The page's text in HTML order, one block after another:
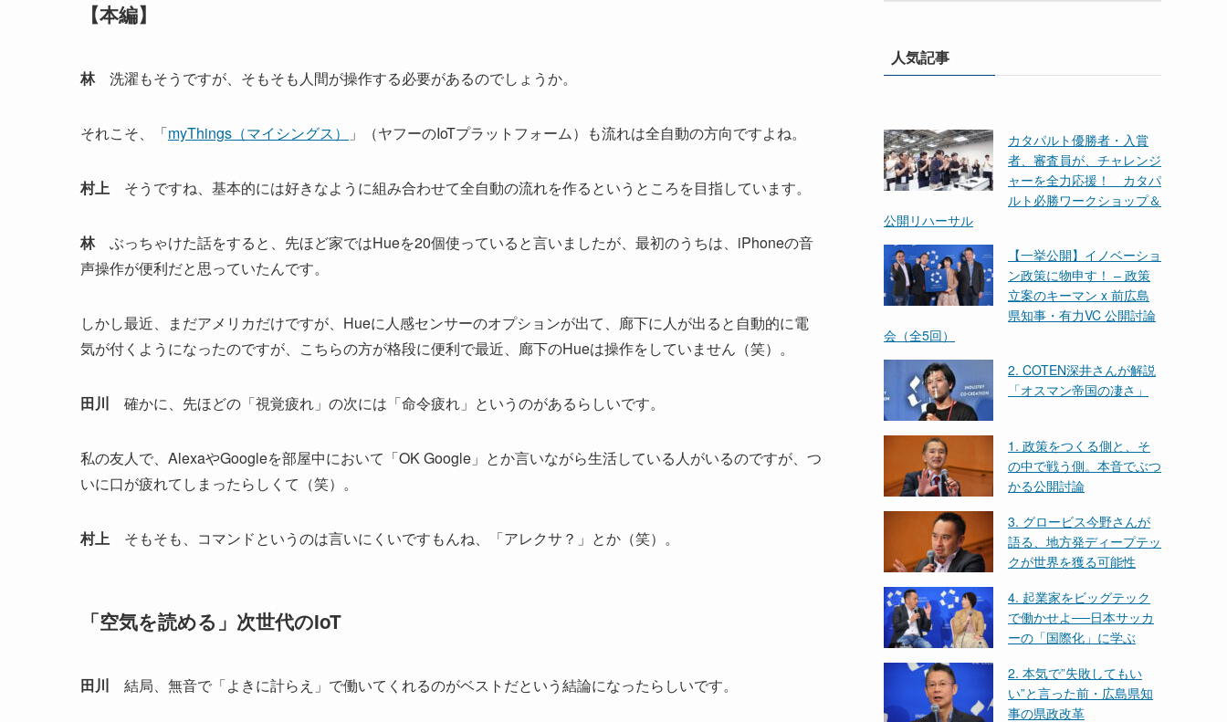
【本編】
林洗濯もそうですが、そもそも人間が操作する必要があるのでしょうか。
それこそ、「myThings（マイシングス） 」（ヤフーのIoTプラットフォーム）も流れは全自動の方向ですよね。
村上 そうですね、基本的には好きなように組み合わせて全自動の流れを作るというところを目指しています。
林ぶっちゃけた話をすると、先ほど家ではHueを20個使っていると言いましたが、最初のうちは、iPhoneの音
声操作が便利だと思っていたんです。
しかし最近、まだアメリカだけですが、Hueに人感センサーのオプションが出て、廊下に人が出ると自動的に電
気が付くようになったのですが、こちらの方が格段に便利で最近、廊下のHueは操作をしていません（笑）。
田川 確かに、先ほどの「視覚疲れ」の次には「命令疲れ」というのがあるらしいです。
私の友人で、AlexaやGoogleを部屋中において「OK Google」とか言いながら生活している人がいるのですが、つ
いに口が疲れてしまったらしくて（笑）。
村上 そもそも、コマンドというのは言いにくいですもんね、「アレクサ？」とか（笑）。
「空気を読める」次世代のIoT
田川 結局、無音で「よきに計らえ」で働いてくれるのがベストだという結論になったらしいです。
人気記事
カタパルト優勝者・入賞
者、審査員が、チャレンジ
ャーを全力応援！ カタパ
ルト必勝ワークショップ＆
公開リハーサル
【一挙公開】イノベーショ
ン政策に物申す！ – 政策
立案のキーマン x 前広島
県知事・有力VC 公開討論
会（全5回）
2. COTEN深井さんが解説
「オスマン帝国の凄さ」
1. 政策をつくる側と、そ
の中で戦う側。本音でぶつ
かる公開討論
3. グロービス今野さんが
語る、地方発ディープテッ
クが世界を獲る可能性
4. 起業家をビッグテック
で働かせよ──日本サッカ
ーの「国際化」に学ぶ
2. 本気で”失敗してもい
い”と言った前・広島県知
事の県政改革